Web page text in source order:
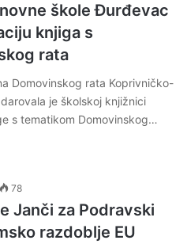
škole Đurđevac
knjiga s
rata
Domovinskog rata Koprivničko-
je školskoj knjižnici
s tematikom Domovinskog…
78
Janči za Podravski
razdoblje EU